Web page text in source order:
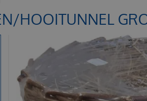
HOOITUNNEL